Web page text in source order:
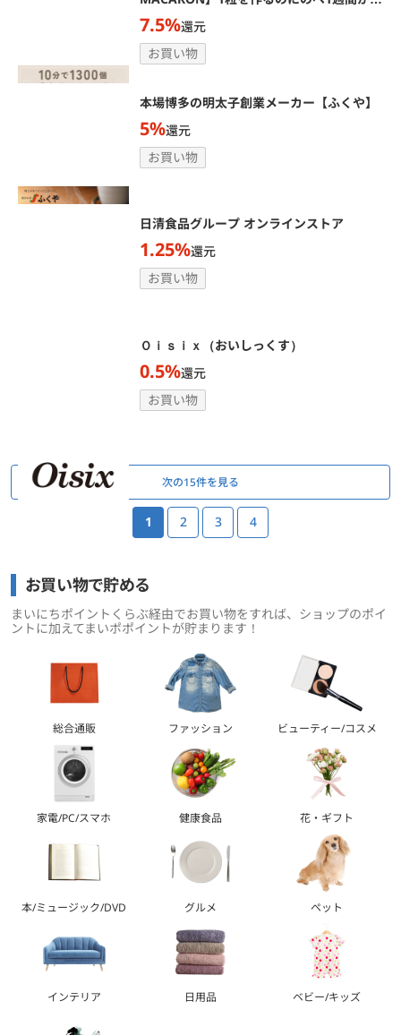
る生チョコマカロン
7.5%還元
お買い物
本場博多の明太子創業メーカー【ふくや】
5%還元
お買い物
日清食品グループ オンラインストア
1.25%還元
お買い物
Ｏｉｓｉｘ（おいしっくす）
0.5%還元
お買い物
ページ送り
次の15件を見る
1 2 3 4
お買い物で貯める
まいにちポイントくらぶ経由でお買い物をすれば、ショップのポイ
ントに加えてまいポポイントが貯まります！
総合通販 ファッション ビューティー/コスメ
家電/PC/スマホ 健康食品 花・ギフト
本/ミュージック/DVD グルメ ペット
インテリア 日用品 ベビー/キッズ